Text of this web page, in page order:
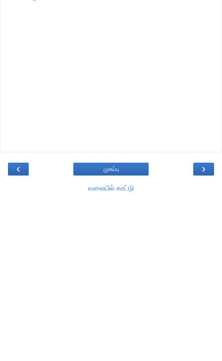
‹ ›
முகப்பு
வலையில் காட்டு